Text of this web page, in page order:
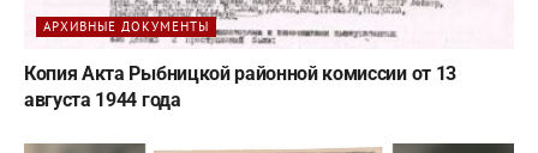
АРХИВНЫЕ ДОКУМЕНТЫ
Копия Акта Рыбницкой районной комиссии от 13
августа 1944 года